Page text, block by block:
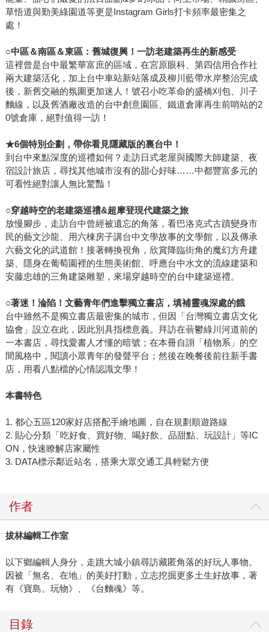
草悟道與勤美綠園道等更是Instagram Girls打卡頻率最密集之
處！
○中區＆南區＆東區：舊城復興！一訪老建築再生的新感受
這裡曾是台中最繁華富庶的區域，在宮原眼科、第四信用合作社
兩大建築活化，加上台中車站新站落成及柳川藍帶水岸整治完成
後，新舊交融的氛圍更加迷人！號召小吃革命的盛橋刈包、川子
麵線，以及舊酒廠改造的台中創意園區、鐵道倉庫再生前哨站的2
0號倉庫，絕對值得一訪！
★6個特別企劃，帶你看見隱藏版的裏台中！
到台中來點深度的巡禮如何？走訪日式老屋與國際大師建築、夜
宿設計旅店，尋找其他城市沒有的甜心好味……中都豐富多元的
可看性絕對讓人無比驚豔！
○穿越時空的老建築巡禮&超摩登現代建築之旅
放慢腳步，走訪台中曾經被遺忘的角落，看巴洛克式古蹟變身市
民的藝文沙龍、用六棟房子講台中文學故事的文學館，以及傳承
六藝文化的武道館！接著轉換視角，欣賞降臨街角的魔幻方舟建
築、隱身在葡萄園裡的生態美術館、呼應台中水文的流線建築和
安藤忠雄的三角建築雕塑，來場穿越時空的台中建築巡禮。
○著迷！淪陷！文藝青年們進擊獨立書店，填補靈魂深處的餓
台中雖然不是獨立書店最密集的城市，但因「台灣獨立書店文化
協會」設立在此，因此別具指標意義。拜訪在蓊鬱綠川河道前的
一本書店，尋找愛書人才懂的暗號；在本冊自詡「植物系」的空
間風格中，閱讀小眾青年的發聲平台；然後在晚餐後前往新手書
店，用看八點檔的心情認識文學！
本書特色
1. 都心五區120家好店搭配手繪地圖，自在規劃順遊路線
2. 貼心分類「吃好食、買好物、喝好飲、品甜點、玩設計」等IC
ON，快速瞭解店家屬性
3. DATA標示鄰近站名，搭乘大眾交通工具輕鬆方便
作者
拔林編輯工作室
以下鄉編輯人身分，走跳大城小鎮尋訪藏匿角落的好玩人事物。
因被「無名、在地」的美好打動，立志挖掘更多土生好故事，著
有《寶島。玩物》、《台麵魂》等。
目錄